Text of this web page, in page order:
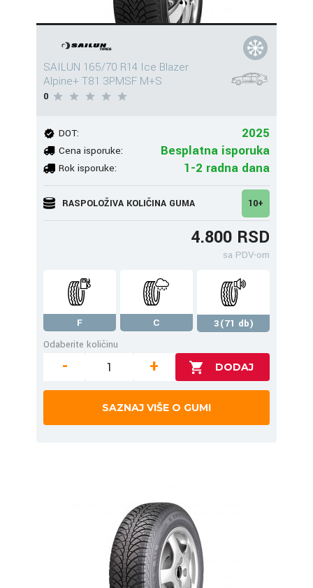
SAILUN 165/70 R14 Ice Blazer
Alpine+ T81 3PMSF M+S
0
DOT: 2025
Cena isporuke: Besplatna isporuka
Rok isporuke: 1-2 radna dana
RASPOLOŽIVA KOLIČINA GUMA 10+
4.800 RSD
sa PDV-om
F C
3(71 db)
Odaberite količinu
- +
SAZNAJ VIŠE O GUMI